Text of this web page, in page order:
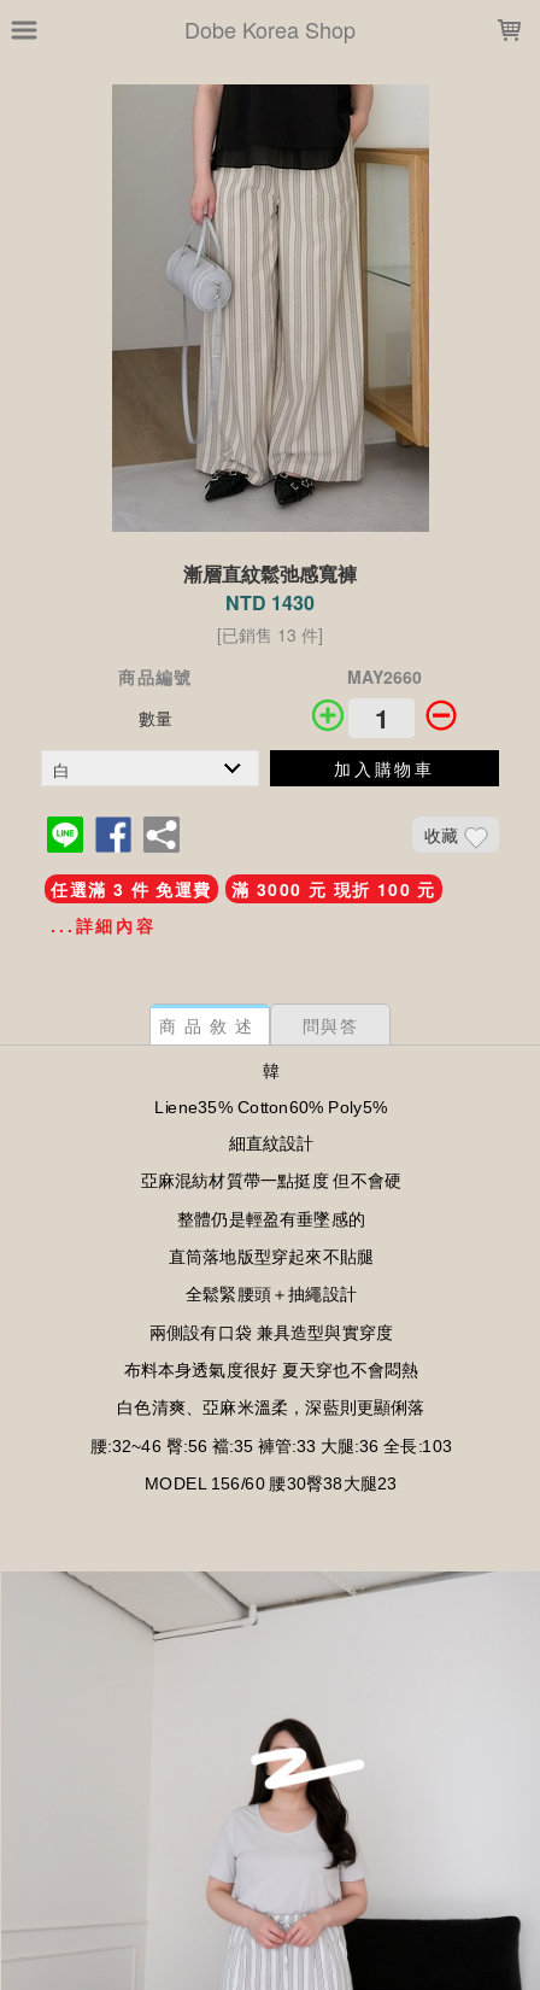
Dobe Korea Shop
漸層直紋鬆弛感寬褲
NTD 1430
[已銷售 13 件]
商品編號
MAY2660
數量
加入購物車
收藏
任選滿 3 件 免運費
滿 3000 元 現折 100 元
...詳細內容
商品敘述 問與答